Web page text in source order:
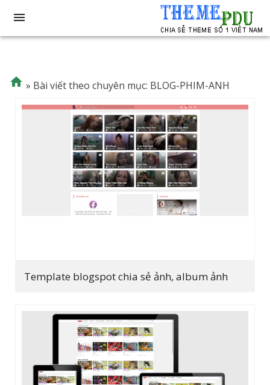

 » Bài viết theo chuyên mục: BLOG-PHIM-ANH
Template blogspot chia sẻ ảnh, album ảnh